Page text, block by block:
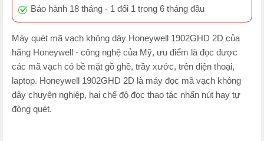
Bảo hành 18 tháng - 1 đổi 1 trong 6 tháng đầu
Máy quét mã vạch không dây Honeywell 1902GHD 2D của
hãng Honeywell - công nghệ của Mỹ, ưu điểm là đọc được
các mã vạch có bề mặt gồ ghề, trầy xước, trên điện thoại,
laptop. Honeywell 1902GHD 2D là máy đọc mã vạch không
dây chuyên nghiệp, hai chế độ đọc thao tác nhấn nút hay tự
động quét.